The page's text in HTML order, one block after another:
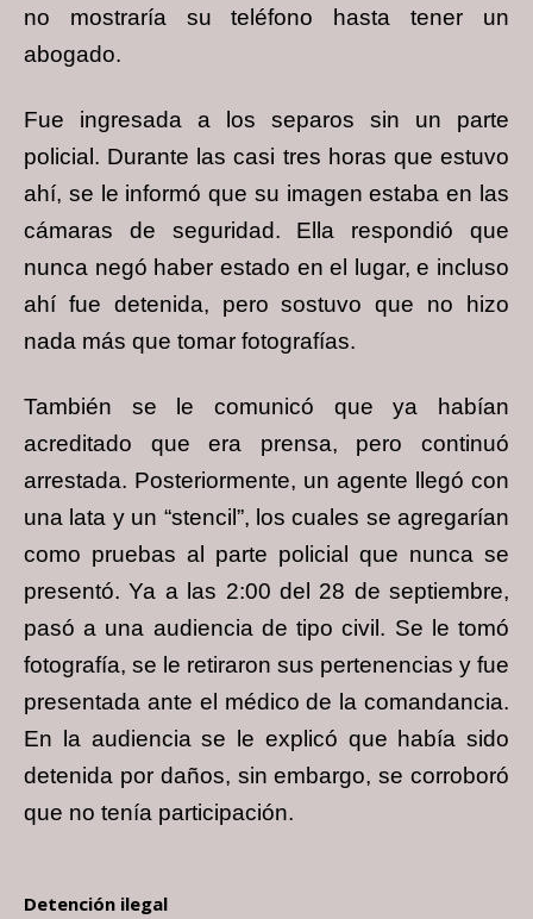
no mostraría su teléfono hasta tener un
abogado.
Fue ingresada a los separos sin un parte
policial. Durante las casi tres horas que estuvo
ahí, se le informó que su imagen estaba en las
cámaras de seguridad. Ella respondió que
nunca negó haber estado en el lugar, e incluso
ahí fue detenida, pero sostuvo que no hizo
nada más que tomar fotografías.
También se le comunicó que ya habían
acreditado que era prensa, pero continuó
arrestada. Posteriormente, un agente llegó con
una lata y un “stencil”, los cuales se agregarían
como pruebas al parte policial que nunca se
presentó. Ya a las 2:00 del 28 de septiembre,
pasó a una audiencia de tipo civil. Se le tomó
fotografía, se le retiraron sus pertenencias y fue
presentada ante el médico de la comandancia.
En la audiencia se le explicó que había sido
detenida por daños, sin embargo, se corroboró
que no tenía participación.
Detención ilegal